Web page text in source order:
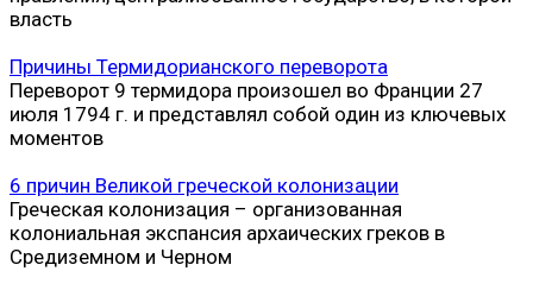
власть
Причины Термидорианского переворота
Переворот 9 термидора произошел во Франции 27
июля 1794 г. и представлял собой один из ключевых
моментов
6 причин Великой греческой колонизации
Греческая колонизация – организованная
колониальная экспансия архаических греков в
Средиземном и Черном